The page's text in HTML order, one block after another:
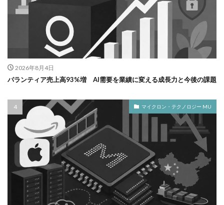
2026年8月4日
パランティア売上高93%増 AI需要を業績に変える成長力と今後の課題
マイクロン・テクノロジー MU